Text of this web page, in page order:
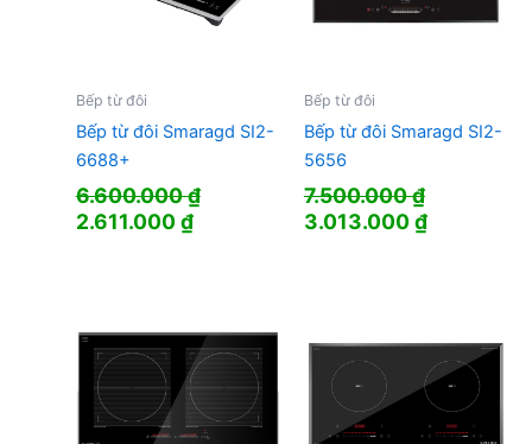
Bếp từ đôi
Bếp từ đôi Smaragd SI2-
6688+
6.600.000₫
Giá
2.611.000₫Giá
2.611.000 ₫.
Bếp từ đôi
Bếp từ đôi Smaragd SI2-
5656
7.500.000₫
Giá
3.013.000₫Giá